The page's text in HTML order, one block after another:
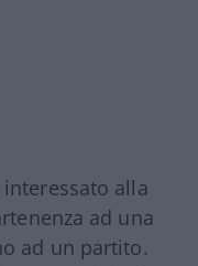
alla
ad una
ad un partito.